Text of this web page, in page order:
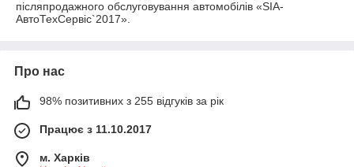
післяпродажного обслуговування автомобілів «SIA-
АвтоТехСервіс`2017».
Про нас
98% позитивних з 255 відгуків за рік
Працює з 11.10.2017
м. Харків